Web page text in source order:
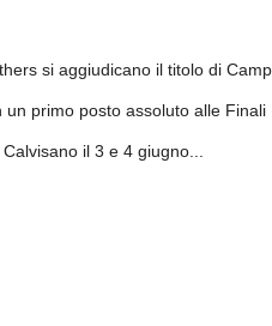
si aggiudicano il titolo di
un primo posto assoluto alle Finali
il 3 e 4 giugno.